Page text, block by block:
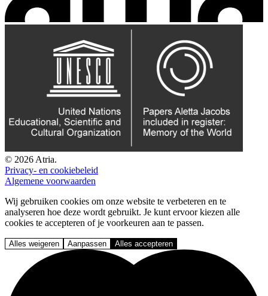
© 2026 Atria.
Privacy- en cookiebeleid
Algemene voorwaarden
Wij gebruiken cookies om onze website te verbeteren en te
analyseren hoe deze wordt gebruikt. Je kunt ervoor kiezen alle
cookies te accepteren of je voorkeuren aan te passen.
Alles weigeren Aanpassen Alles accepteren